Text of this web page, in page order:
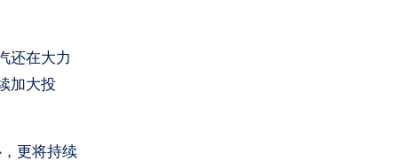
还在大力
加大投
更将持续